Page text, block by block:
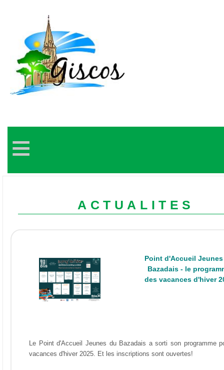
≡
ACTUALITES
Point d'Accueil
Bazadais - le
des vacances d'hiver
Le Point d'Accueil Jeunes du Bazadais a sorti son programme
vacances d'hiver 2025. Et les inscriptions sont ouvertes!